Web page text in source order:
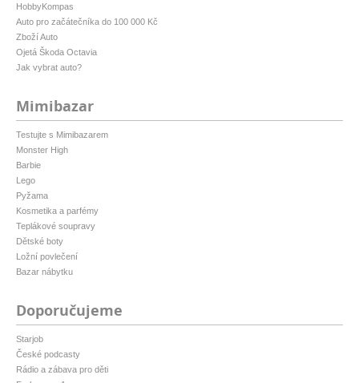
HobbyKompas
Auto pro začátečníka do 100 000 Kč
Zboží Auto
Ojetá Škoda Octavia
Jak vybrat auto?
Mimibazar
Testujte s Mimibazarem
Monster High
Barbie
Lego
Pyžama
Kosmetika a parfémy
Teplákové soupravy
Dětské boty
Ložní povlečení
Bazar nábytku
Doporučujeme
Starjob
České podcasty
Rádio a zábava pro děti